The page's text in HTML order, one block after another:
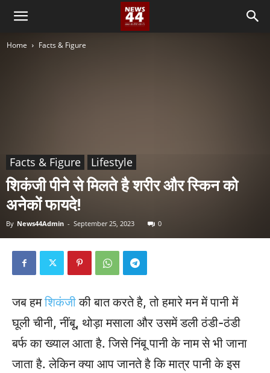
Home Facts & Figure
Facts & Figure Lifestyle
शिकंजी पीने से मिलते है शरीर और स्किन को
अनेकों फायदे!
By News44Admin - September 25, 2023 0
जब हमशिकंजीकी बात करते है, तो हमारे मन में पानी में
घूली चीनी, नींबू, थोड़ा मसाला और उसमें डली ठंडी-ठंडी
बर्फ का ख्याल आता है. जिसे निंबू पानी के नाम से भी जाना
जाता है. लेकिन क्या आप जानते है कि मात्र पानी के इस